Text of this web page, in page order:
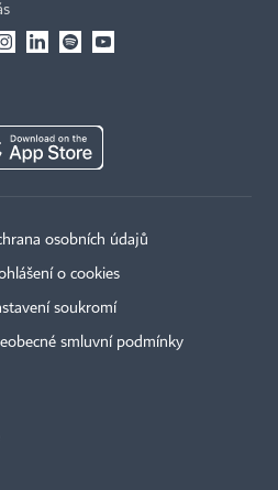
osobních údajů
o cookies
soukromí
smluvní podmínky